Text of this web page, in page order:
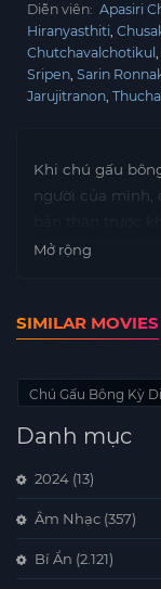
Diễn viên: Apasiri
Hiranyasthiti
Chutchavalchotikul
Sripen Sarin
Jarujitranon
Khi chú gấu
người của mình,
Mở rộng
SIMILAR MOVIES
Chú Gấu Bông Kỳ
Danh mục
2024 (13)
Âm Nhạc (357)
Bí Ẩn (2.121)